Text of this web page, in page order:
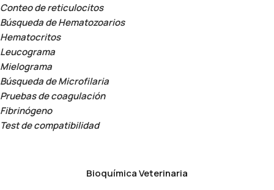
Conteo de reticulocitos
Búsqueda de Hematozoarios
Hematocritos
Leucograma
Mielograma
Búsqueda de Microfilaria
Pruebas de coagulación
Fibrinógeno
Test de compatibilidad
Bioquímica Veterinaria